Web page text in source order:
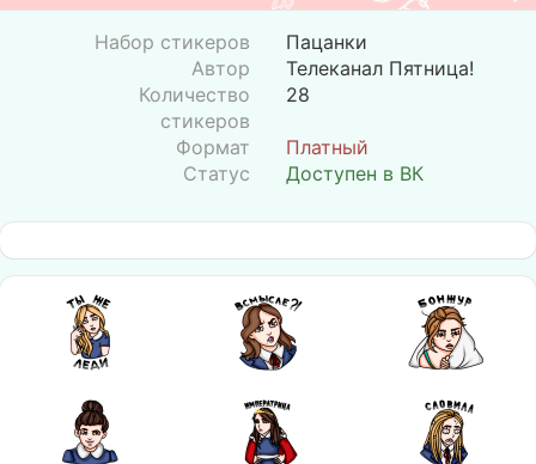
Набор стикеров
Пацанки
Автор
Телеканал Пятница!
Количество
стикеров
28
Формат
Платный
Статус
Доступен в ВК